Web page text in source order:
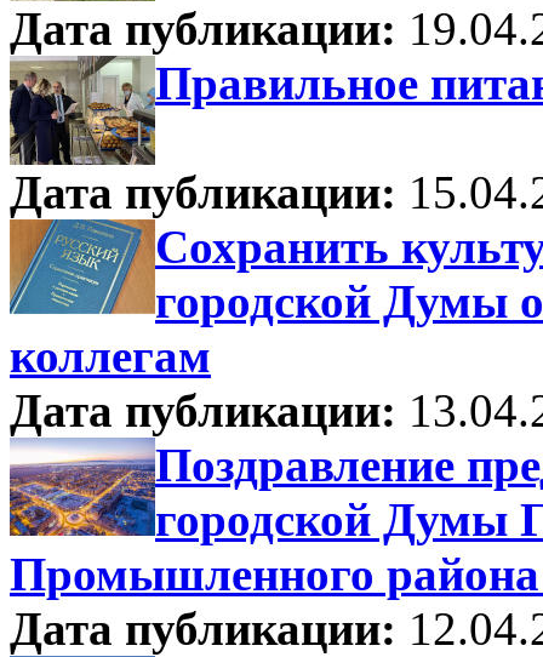
Дата публикации:
Правильное
Дата публикации:
Сохранить
городской Думы
коллегам
Дата публикации:
Поздравление
городской Думы
Промышленного района
Дата публикации: